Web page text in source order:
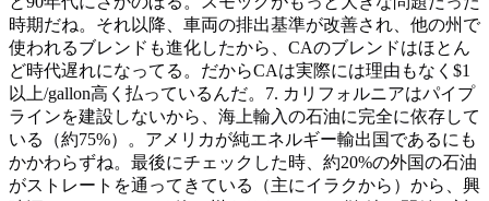
時期だね。それ以降、車両の排出基準が改善され、他の州で
使われるブレンドも進化したから、CAのブレンドはほとん
ど時代遅れになってる。だからCAは実際には理由もなく$1
以上/gallon高く払っているんだ。7. カリフォルニアはパイプ
ラインを建設しないから、海上輸入の石油に完全に依存して
いる（約75%）。アメリカが純エネルギー輸出国であるにも
かかわらずね。最後にチェックした時、約20%の外国の石油
がストレートを通ってきている（主にイラクから）から、興